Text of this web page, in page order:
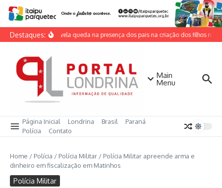
Ir para o conteúdo
Destaques:Estudo revela queda na presença dos pais na criação dos filhos no
Main
Menu
Página Inicial Londrina Brasil
Paraná
Polícia
Contato
Home / Polícia / Polícia Militar / Polícia Militar apreende arma e
dinheiro em fiscalização em Matinhos
Polícia Militar